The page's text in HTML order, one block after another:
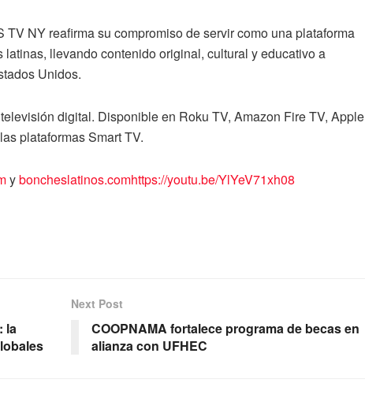
NY reafirma su compromiso de servir como una plataforma
llevando contenido original, cultural y educativo a
Unidos.
digital. Disponible en Roku TV, Amazon Fire TV, Apple
plataformas Smart TV.
yboncheslatinos.comhttps://youtu.be/YlYeV71xh08
la
Next Post
COOPNAMA fortalece programa de becas en
alianza con UFHEC